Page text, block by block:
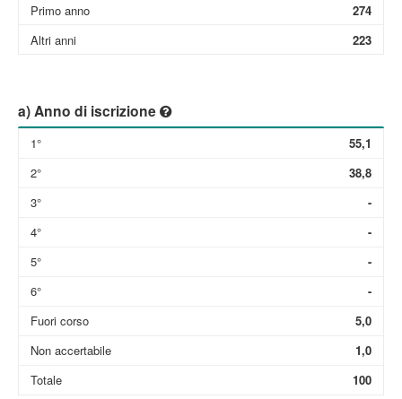
Primo anno
274
Altri anni
223
a) Anno di iscrizione
1°
2°
3°
4°
5°
6°
Fuori corso
Non accertabile
Totale
55,1
38,8
-
-
-
-
5,0
1,0
100